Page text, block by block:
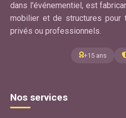
dans l'événementiel, est
mobilier et de structures pour
privés ou professionnels.
+15 ans
Nos services